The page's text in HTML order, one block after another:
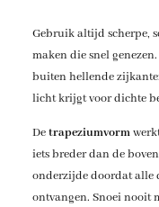
Gebruik altijd scherpe,
maken die snel
buiten hellende
licht krijgt voor dichte
Detrapeziumvorm
iets breder dan de
onderzijde doordat alle
ontvangen. Snoei nooit